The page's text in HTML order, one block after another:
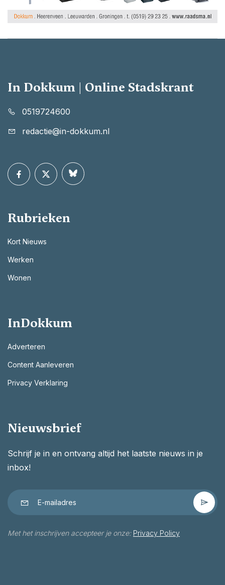
In Dokkum | Online Stadskrant
0519724600
redactie@in-dokkum.nl
Rubrieken
Kort Nieuws
Werken
Wonen
InDokkum
Adverteren
Content Aanleveren
Privacy Verklaring
Nieuwsbrief
Schrijf je in en ontvang altijd het laatste nieuws in je
inbox!
Met het inschrijven accepteer je onze: Privacy Policy